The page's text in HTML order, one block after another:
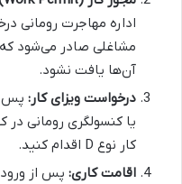
اداره مهاجرت رومانی
مشاغلی صادر می‌شود که
آن‌ها یافت نشود.
درخواست ویزای کار: پس
یا کنسولگری رومانی در
کار نوع D اقدام کنید.
اقامت کاری: پس از ورود